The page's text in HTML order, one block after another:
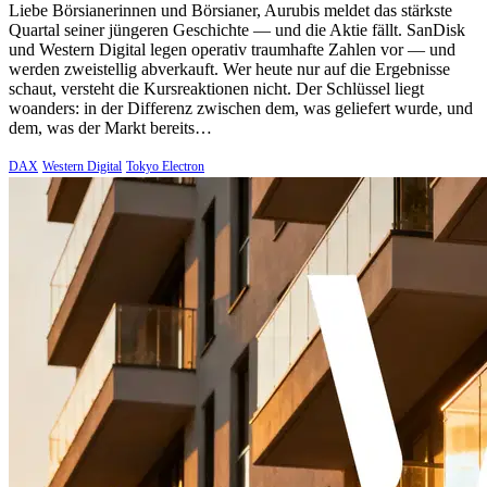
Liebe Börsianerinnen und Börsianer, Aurubis meldet das stärkste
Quartal seiner jüngeren Geschichte — und die Aktie fällt. SanDisk
und Western Digital legen operativ traumhafte Zahlen vor — und
werden zweistellig abverkauft. Wer heute nur auf die Ergebnisse
schaut, versteht die Kursreaktionen nicht. Der Schlüssel liegt
woanders: in der Differenz zwischen dem, was geliefert wurde, und
dem, was der Markt bereits…
DAX Western Digital Tokyo Electron